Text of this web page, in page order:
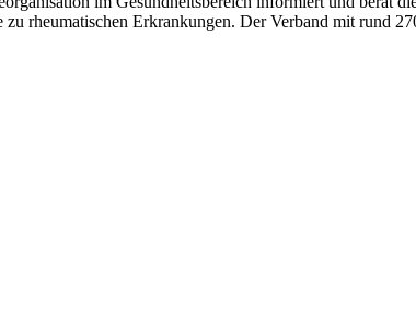
zu rheumatischen Erkrankungen. Der Verband mit rund